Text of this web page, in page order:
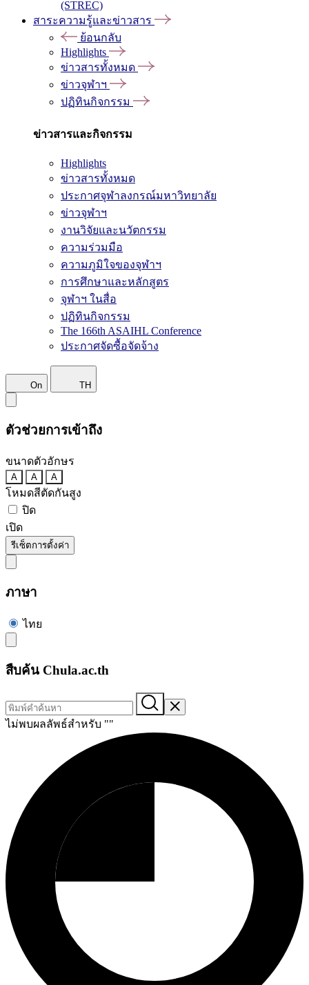
(STREC)
สาระความรู้และข่าวสาร
ย้อนกลับ
Highlights
ข่าวสารทั้งหมด
ข่าวจุฬาฯ
ปฏิทินกิจกรรม
ข่าวสารและกิจกรรม
Highlights
ข่าวสารทั้งหมด
ประกาศจุฬาลงกรณ์มหาวิทยาลัย
ข่าวจุฬาฯ
งานวิจัยและนวัตกรรม
ความร่วมมือ
ความภูมิใจของจุฬาฯ
การศึกษาและหลักสูตร
จุฬาฯ ในสื่อ
ปฏิทินกิจกรรม
The 166th ASAIHL Conference
ประกาศจัดซื้อจัดจ้าง
On TH
ตัวช่วยการเข้าถึง
ขนาดตัวอักษร
A A A
โหมดสีตัดกันสูง
ปิด
เปิด
รีเซ็ตการตั้งค่า
ภาษา
ไทย
สืบค้น Chula.ac.th
ไม่พบผลลัพธ์สำหรับ ""